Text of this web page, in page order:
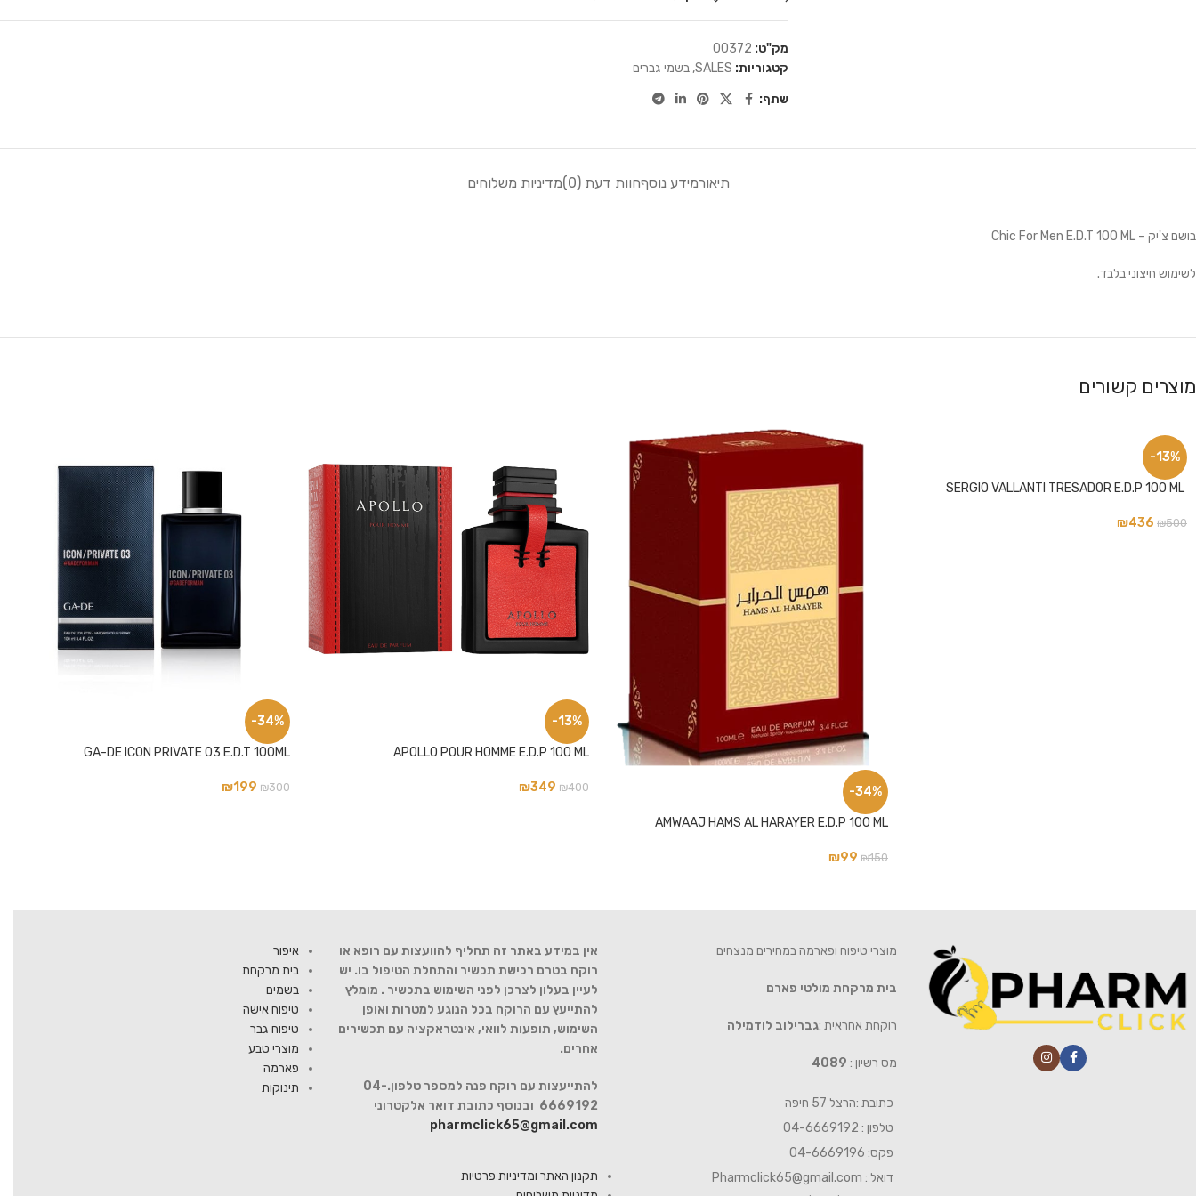
מק"ט: 00372
קטגוריות: SALES
, בשמי גברים
שתף:
תיאורמידע נוסףחוות דעת (0) מדיניות משלוחים
בושם צ'יק – Chic For Men E.D.T 100 ML
לשימוש חיצוני בלבד.
מוצרים קשורים
-13%
₪500
₪436
-34%
AMWAAJ HAMS AL HARAYER E.D.P 100 ML
₪150
₪99
-13%
APOLLO POUR HOMME E.D.P 100 ML
₪400
₪349
-34%
GA-DE ICON PRIVATE 03 E.D.T 100ML
₪300
₪199
איפור
בית מרקחת
בשמים
טיפוח אישה
טיפוח גבר
מוצרי טבע
פארמה
תינוקות
אין במידע באתר זה תחליף להוועצות עם רופא או
רוקח בטרם רכישת תכשיר והתחלת הטיפול בו. יש
לעיין בעלון לצרכן לפני השימוש בתכשיר . מומלץ
להתייעץ עם הרוקח בכל הנוגע למטרות ואופן
השימוש, תופעות לוואי, אינטראקציה עם תכשירים
אחרים.
להתייעצות עם רוקח פנה למספר טלפון.04-
6669192 ובנוסף כתובת דואר אלקטרוני
pharmclick65@gmail.com
תקנון האתר ומדיניות פרטיות
מוצרי טיפוח ופארמה במחירים מנצחים
בית מרקחת מולטי פארם
רוקחת אחראית :גברילוב לודמילה
מס רשיון : 4089
כתובת :הרצל 57 חיפה
טלפון : 04-6669192
פקס: 04-6669196
דואל : Pharmclick65@gmail.com
פייסבוק